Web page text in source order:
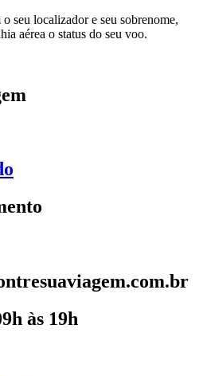
seu localizador e seu sobrenome,
aérea o status do seu voo.
às 19h